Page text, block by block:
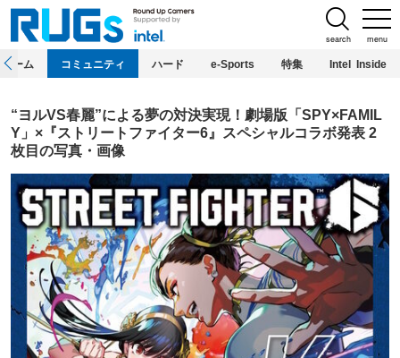
menu
search
ホーム コミュニティ ハード e-Sports 特集 Intel Inside
“ヨルVS春麗”による夢の対決実現！劇場版「SPY×FAMIL
Y」×『ストリートファイター6』スペシャルコラボ発表 2
枚目の写真・画像